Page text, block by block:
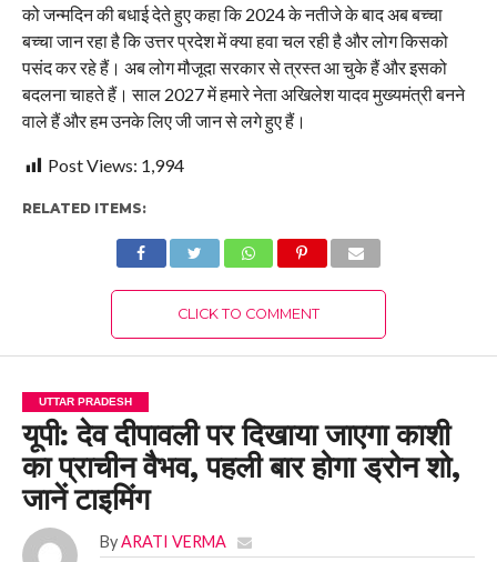
को जन्मदिन की बधाई देते हुए कहा कि 2024 के नतीजे के बाद अब बच्चा
बच्चा जान रहा है कि उत्तर प्रदेश में क्या हवा चल रही है और लोग किसको
पसंद कर रहे हैं। अब लोग मौजूदा सरकार से त्रस्त आ चुके हैं और इसको
बदलना चाहते हैं। साल 2027 में हमारे नेता अखिलेश यादव मुख्यमंत्री बनने
वाले हैं और हम उनके लिए जी जान से लगे हुए हैं।
Post Views: 1,994
RELATED ITEMS:
CLICK TO COMMENT
UTTAR PRADESH
यूपी: देव दीपावली पर दिखाया जाएगा काशी
का प्राचीन वैभव, पहली बार होगा ड्रोन शो,
जानें टाइमिंग
By ARATI VERMA